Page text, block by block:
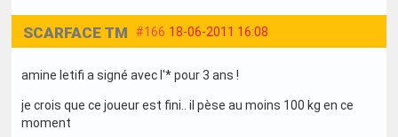
#166 18-06-2011 16:08
SCARFACE TM
amine letifi a signé avec l'* pour 3 ans !
je crois que ce joueur est fini.. il pèse au moins 100 kg en ce
moment